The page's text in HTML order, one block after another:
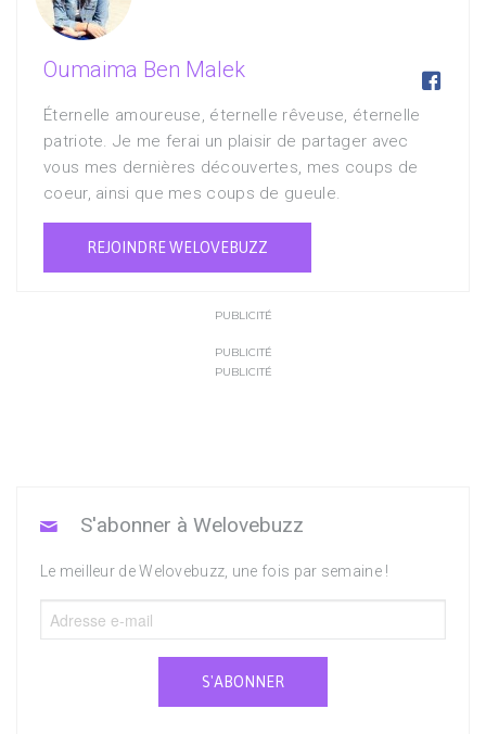
Oumaima Ben Malek 
Éternelle amoureuse, éternelle rêveuse, éternelle
patriote. Je me ferai un plaisir de partager avec
vous mes dernières découvertes, mes coups de
coeur, ainsi que mes coups de gueule.
REJOINDRE WELOVEBUZZ
PUBLICITÉ
PUBLICITÉ
PUBLICITÉ
S'abonner à Welovebuzz
Le meilleur de Welovebuzz, une fois par semaine !
S'ABONNER